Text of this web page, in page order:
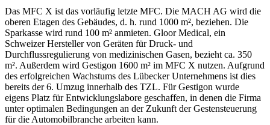
Das MFC X ist das vorläufig letzte MFC. Die MACH AG wird die
oberen Etagen des Gebäudes, d. h. rund 1000 m², beziehen. Die
Sparkasse wird rund 100 m² anmieten. Gloor Medical, ein
Schweizer Hersteller von Geräten für Druck- und
Durchflussregulierung von medizinischen Gasen, bezieht ca. 350
m². Außerdem wird Gestigon 1600 m² im MFC X nutzen. Aufgrund
des erfolgreichen Wachstums des Lübecker Unternehmens ist dies
bereits der 6. Umzug innerhalb des TZL. Für Gestigon wurde
eigens Platz für Entwicklungslabore geschaffen, in denen die Firma
unter optimalen Bedingungen an der Zukunft der Gestensteuerung
für die Automobilbranche arbeiten kann.